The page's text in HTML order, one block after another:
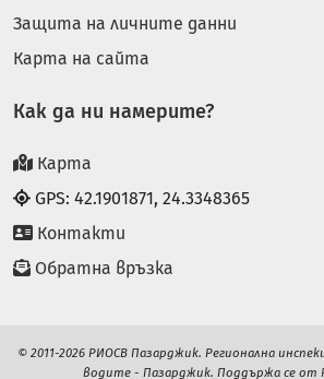
Защита на личните данни
Карта на сайта
Как да ни намерите?
Карта
GPS: 42.1901871, 24.3348365
Контакти
Обратна връзка
© 2011-2026 РИОСВ Пазарджик. Регионална
водите - Пазарджик. Поддържа се от